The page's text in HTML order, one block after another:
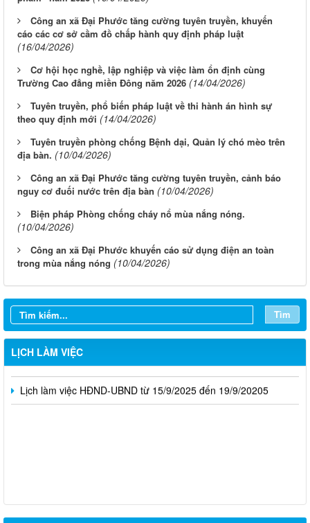
Công an xã Đại Phước tăng cường tuyên truyền, khuyến
cáo các cơ sở cầm đồ chấp hành quy định pháp luật
(16/04/2026)
Cơ hội học nghề, lập nghiệp và việc làm ổn định cùng
Trường Cao đẳng miền Đông năm 2026 (14/04/2026)
Tuyên truyền, phổ biến pháp luật về thi hành án hình sự
theo quy định mới (14/04/2026)
Tuyên truyền phòng chống Bệnh dại, Quản lý chó mèo trên
địa bàn. (10/04/2026)
Công an xã Đại Phước tăng cường tuyên truyền, cảnh báo
nguy cơ đuối nước trên địa bàn (10/04/2026)
Biện pháp Phòng chống cháy nổ mùa nắng nóng.
(10/04/2026)
Công an xã Đại Phước khuyến cáo sử dụng điện an toàn
trong mùa nắng nóng (10/04/2026)
Tìm
LỊCH LÀM VIỆC
Lịch làm việc tuần 02 tháng 10 của HĐND và UBND xã
Lịch làm việc tuần của HĐND và UBND xã 06-11.10.2025
Lịch làm việc của HĐND và UBND xã (Ngày 22/9/2025 -
27/9/2025)
Lịch làm việc HĐND-UBND từ 15/9/2025 đến 19/9/20205